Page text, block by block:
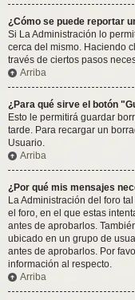
¿Cómo se puede reportar
Si La Administración lo
cerca del mismo. Haciendo
través de ciertos pasos
Arriba
¿Para qué sirve el botón
Esto le permitirá guardar
tarde. Para recargar un
Usuario.
Arriba
¿Por qué mis mensajes
La Administración del foro
el foro, en el que estas
antes de aprobarlos.
ubicado en un grupo de
antes de aprobarlos. Por
información al respecto.
Arriba